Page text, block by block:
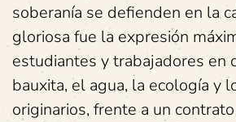
soberanía se defienden en la
gloriosa fue la expresión
estudiantes y trabajadores en
bauxita, el agua, la ecología y
originarios, frente a un